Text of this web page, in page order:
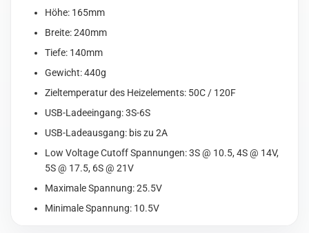
Höhe: 165mm
Breite: 240mm
Tiefe: 140mm
Gewicht: 440g
Zieltemperatur des Heizelements: 50C / 120F
USB-Ladeeingang: 3S-6S
USB-Ladeausgang: bis zu 2A
Low Voltage Cutoff Spannungen: 3S @ 10.5, 4S @ 14V,
5S @ 17.5, 6S @ 21V
Maximale Spannung: 25.5V
Minimale Spannung: 10.5V